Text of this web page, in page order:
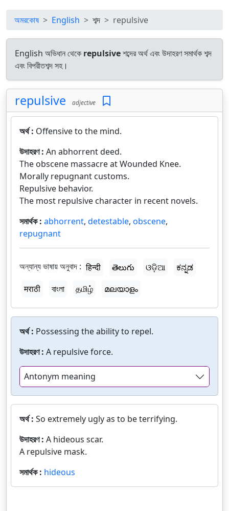
অমরকোষ English শব্দ repulsive
English অভিধান থেকে repulsiveশব্দের অর্থ এবং উদাহরণ সমার্থক শব্দ
এবং বিপরীতশব্দ সহ।
repulsive adjective
অর্থ : Offensive to the mind.
উদাহরণ : An abhorrent deed.
The obscene massacre at Wounded Knee.
Morally repugnant customs.
Repulsive behavior.
The most repulsive character in recent novels.
সমার্থক : abhorrent, detestable, obscene,
repugnant
অন্যান্য ভাষায় অনুবাদ : हिन्दी తెలుగు ଓଡ଼ିଆ
ಕನ್ನಡ
मराठी
বাংলা தமிழ் മലയാളം
অর্থ : Possessing the ability to repel.
উদাহরণ : A repulsive force.
Antonym meaning
অর্থ : So extremely ugly as to be terrifying.
উদাহরণ : A hideous scar.
A repulsive mask.
সমার্থক : hideous